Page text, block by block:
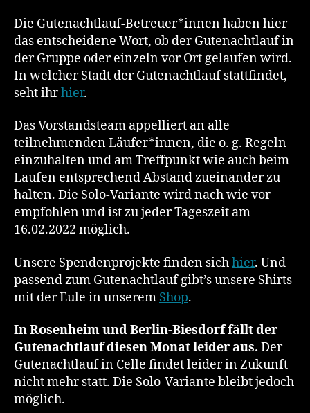
Die Gutenachtlauf-Betreuer*innen haben hier
das entscheidene Wort, ob der Gutenachtlauf in
der Gruppe oder einzeln vor Ort gelaufen wird.
In welcher Stadt der Gutenachtlauf stattfindet,
seht ihrhier.
Das Vorstandsteam appelliert an alle
teilnehmenden Läufer*innen, die o. g. Regeln
einzuhalten und am Treffpunkt wie auch beim
Laufen entsprechend Abstand zueinander zu
halten. Die Solo-Variante wird nach wie vor
empfohlen und ist zu jeder Tageszeit am
16.02.2022 möglich.
Unsere Spendenprojekte finden sichhier. Und
passend zum Gutenachtlauf gibt’s unsere Shirts
mit der Eule in unserem Shop.
In Rosenheim und Berlin-Biesdorf fällt der
Gutenachtlauf diesen Monat leider aus. Der
Gutenachtlauf in Celle findet leider in Zukunft
nicht mehr statt. Die Solo-Variante bleibt jedoch
möglich.